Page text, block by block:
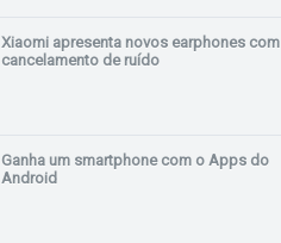
Xiaomi apresenta novos earphones com
cancelamento de ruído
Ganha um smartphone com o Apps do
Android